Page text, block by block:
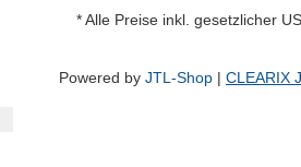
* Alle Preise inkl. gesetzlicher
Powered by JTL-Shop | CLEARIX